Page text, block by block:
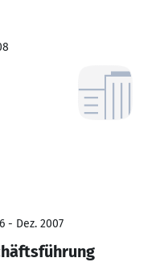
- Dez. 2007